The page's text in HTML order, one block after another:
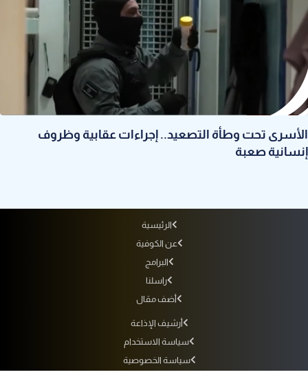
الأسرى تحت وطأة التصعيد.. إجراءات عقابية وظروف
إنسانية صعبة
الرئيسية
عن الكوفية
البرامج
راسلنا
أضف مقال
أرشيف الإذاعة
سياسة الاستخدام
سياسة الخصوصية